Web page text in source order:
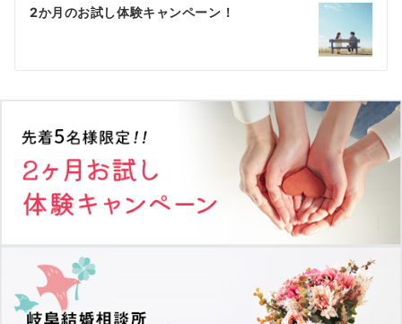
ゲ
シ
ョ
ン
2か月のお試し体験キャンペーン！